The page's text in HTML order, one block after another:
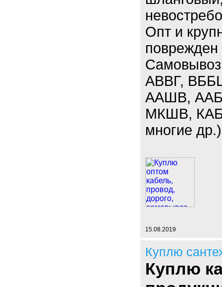
Опт и
поврежден
АВВГ,
ААШВ,
МКШВ,
многие
15.08.2019
Куплю
Куплю